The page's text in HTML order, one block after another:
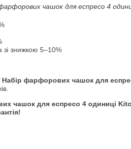
чашок для еспресо 4
зі знижкою 5–10%
Набір фарфорових чашок для
чашок для еспресо 4 одиниці